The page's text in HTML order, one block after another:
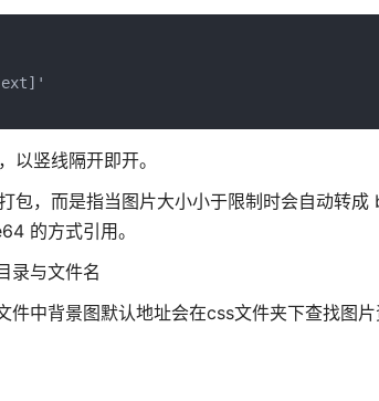
竖线隔开即开。
，而是指当图片大小小于限制时会自动转成
的方式引用。
录与文件名
件中背景图默认地址会在css文件夹下查找图